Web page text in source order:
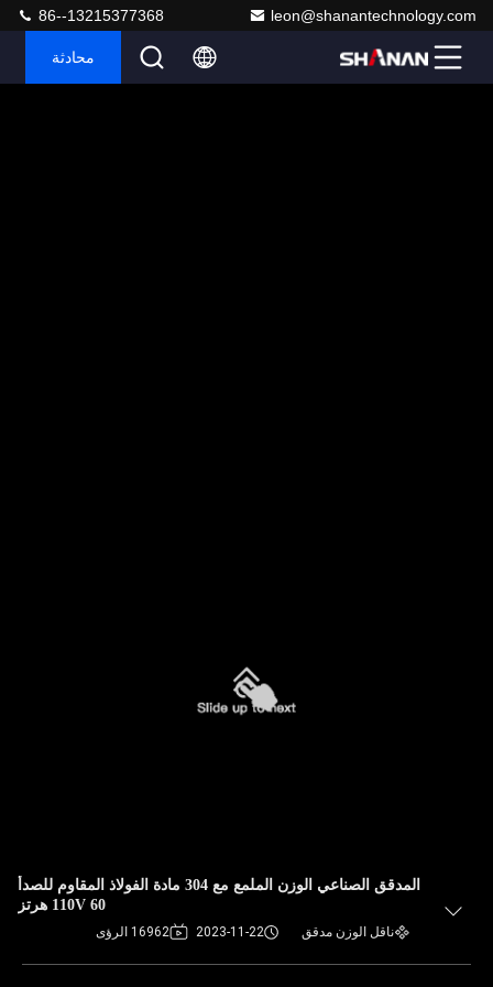
leon@shanantechnology.com
86--13215377368
محادثة
المدقق الصناعي الوزن الملمع مع 304 مادة الفولاذ المقاوم للصدأ
110V 60 هرتز
ناقل الوزن مدقق 2023-11-22 16962 الرؤى